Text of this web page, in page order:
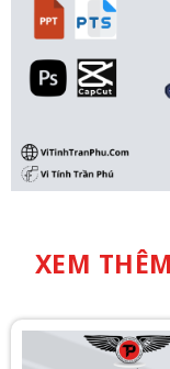
XEM